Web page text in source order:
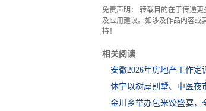
免责声明： 转载目的在于传递
及应用建议。如涉及作品内容或
持！
相关阅读
安徽2026年房地产工作定
休宁以树屋别墅、中医夜
金川乡举办包米饺盛宴，